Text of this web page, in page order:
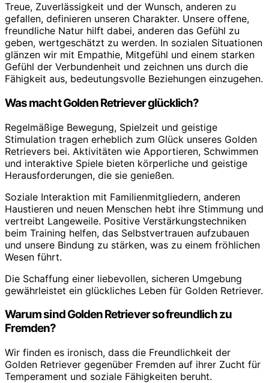
Treue, Zuverlässigkeit und der Wunsch, anderen zu
gefallen, definieren unseren Charakter. Unsere offene,
freundliche Natur hilft dabei, anderen das Gefühl zu
geben, wertgeschätzt zu werden. In sozialen Situationen
glänzen wir mit Empathie, Mitgefühl und einem starken
Gefühl der Verbundenheit und zeichnen uns durch die
Fähigkeit aus, bedeutungsvolle Beziehungen einzugehen.
Was macht Golden Retriever glücklich?
Regelmäßige Bewegung, Spielzeit und geistige
Stimulation tragen erheblich zum Glück unseres Golden
Retrievers bei. Aktivitäten wie Apportieren, Schwimmen
und interaktive Spiele bieten körperliche und geistige
Herausforderungen, die sie genießen.
Soziale Interaktion mit Familienmitgliedern, anderen
Haustieren und neuen Menschen hebt ihre Stimmung und
vertreibt Langeweile. Positive Verstärkungstechniken
beim Training helfen, das Selbstvertrauen aufzubauen
und unsere Bindung zu stärken, was zu einem fröhlichen
Wesen führt.
Die Schaffung einer liebevollen, sicheren Umgebung
gewährleistet ein glückliches Leben für Golden Retriever.
Warum sind Golden Retriever so freundlich zu
Fremden?
Wir finden es ironisch, dass die Freundlichkeit der
Golden Retriever gegenüber Fremden auf ihrer Zucht für
Temperament und soziale Fähigkeiten beruht.